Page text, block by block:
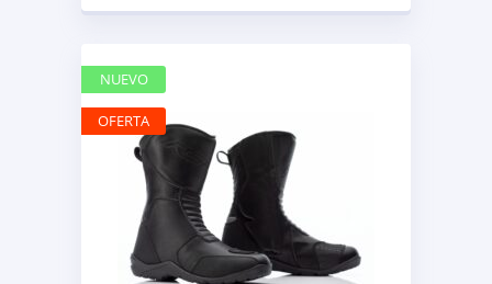
NUEVO
OFERTA